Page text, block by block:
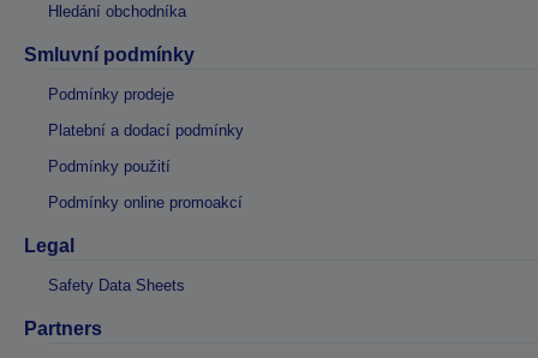
Hledání obchodníka
Smluvní podmínky
Podmínky prodeje
Platební a dodací podmínky
Podmínky použití
Podmínky online promoakcí
Legal
Safety Data Sheets
Partners